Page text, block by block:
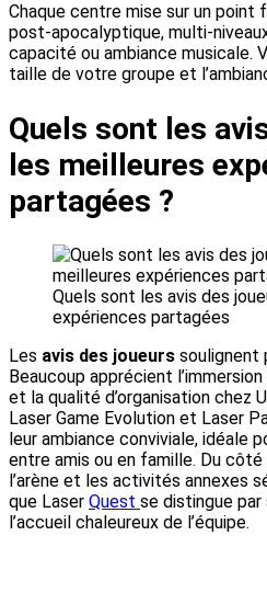
Chaque centre mise sur un
post-apocalyptique, multi-
capacité ou ambiance musicale.
taille de votre groupe et
Quels sont les
les meilleures
partagées ?
Quels sont les avis des
expériences partagées
Les avis des joueurs soulignent
Beaucoup apprécient
et la qualité d’organisation chez
Laser Game Evolution et Laser
leur ambiance conviviale, idéale
entre amis ou en famille. Du
l’arène et les activités annexes
que Laser Quest se distingue
l’accueil chaleureux de l’équipe.